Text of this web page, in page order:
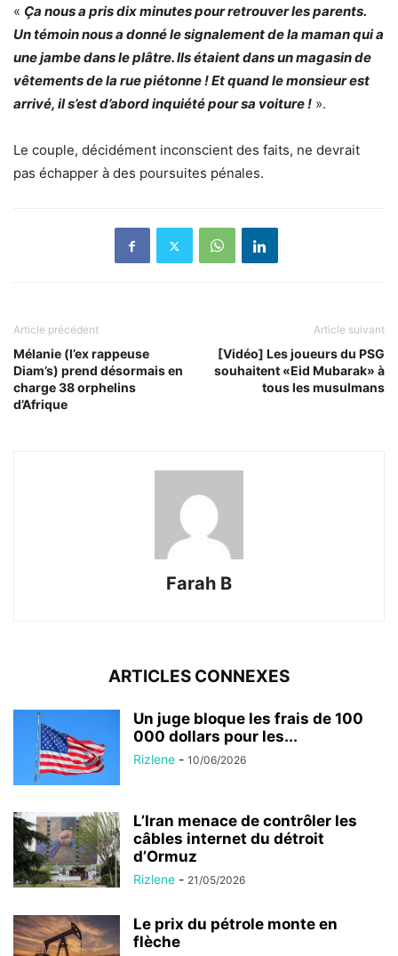
« Ça nous a pris dix minutes pour retrouver les parents.
Un témoin nous a donné le signalement de la maman qui a
une jambe dans le plâtre. Ils étaient dans un magasin de
vêtements de la rue piétonne ! Et quand le monsieur est
arrivé, il s’est d’abord inquiété pour sa voiture ! ».
Le couple, décidément inconscient des faits, ne devrait
pas échapper à des poursuites pénales.
Article précédent
Mélanie (l’ex rappeuse
Diam’s) prend désormais en
charge 38 orphelins
d’Afrique
Article suivant
[Vidéo] Les joueurs du PSG
souhaitent «Eid Mubarak» à
tous les musulmans
Farah B
ARTICLES CONNEXES
Un juge bloque les frais de 100
000 dollars pour les...
Rizlene - 10/06/2026
L’Iran menace de contrôler les
câbles internet du détroit
d’Ormuz
Rizlene - 21/05/2026
Le prix du pétrole monte en
flèche